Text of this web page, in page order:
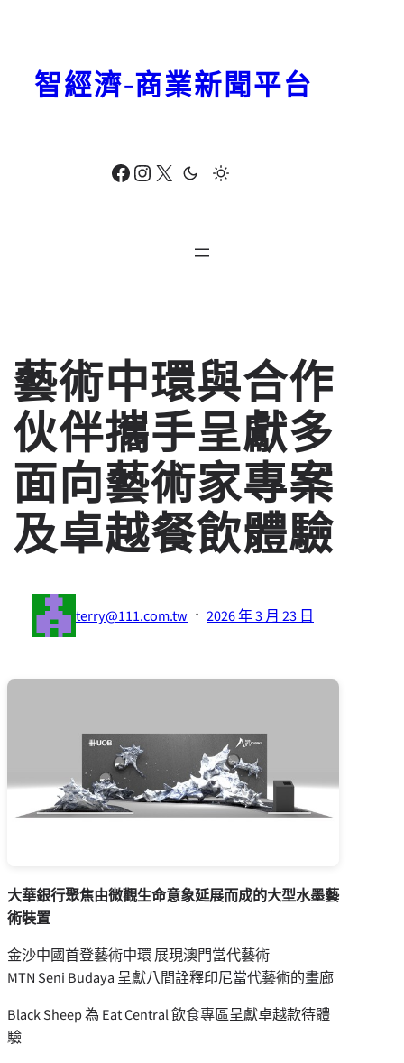
Facebook Instagram X
智經濟-商業新聞平台
藝術中環與合作
伙伴攜手呈獻多
面向藝術家專案
及卓越餐飲體驗
terry@111.com.tw · 2026 年 3 月 23 日
大華銀行聚焦由微觀生命意象延展而成的大型水墨藝
術裝置
金沙中國首登藝術中環 展現澳門當代藝術
MTN Seni Budaya 呈獻八間詮釋印尼當代藝術的畫廊
Black Sheep 為 Eat Central 飲食專區呈獻卓越款待體
驗